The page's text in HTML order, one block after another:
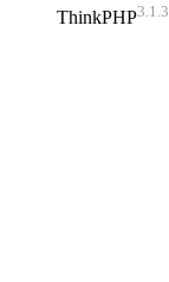
ThinkPHP3.1.3